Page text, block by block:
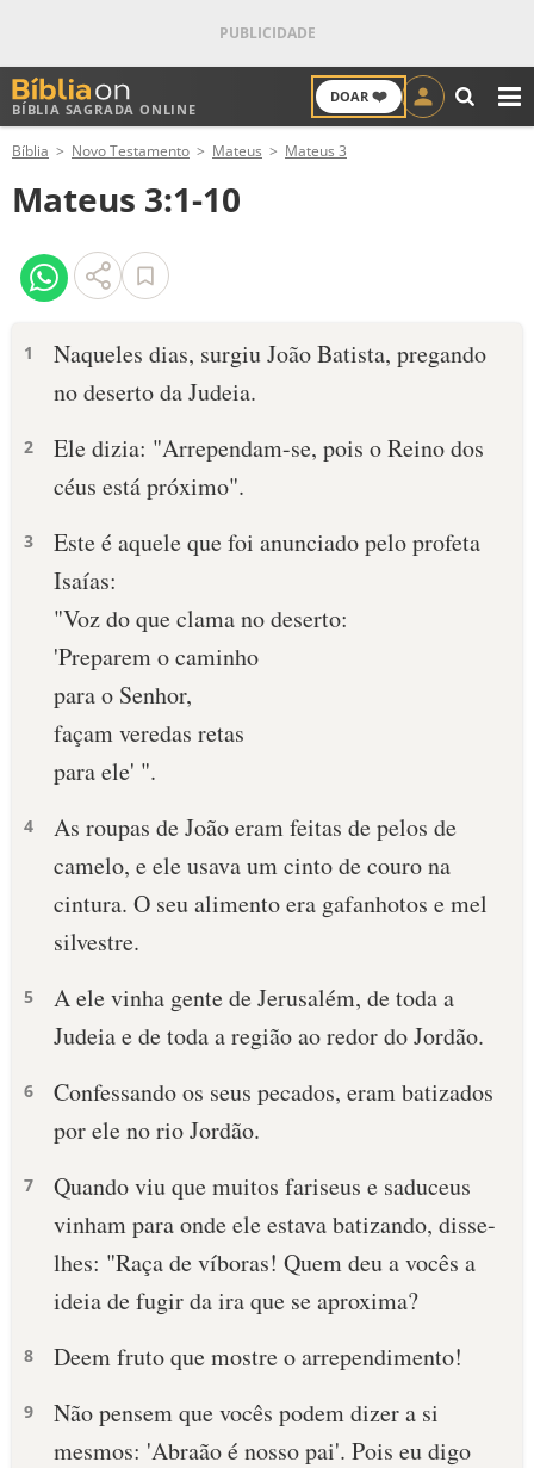
BÍBLIA SAGRADA ONLINE
DOAR ❤️
ANTIGO TESTAMENTO
NOVO TESTAMENTO
VERSÍCULOS
PALAVRA DO DIA
SALMO DO DIA
10 MANDAMENTOS
ESTUDOS BÍBLICOS
ESBOÇOS DE PREGAÇÃO
PERGUNTE À BÍBLIA IA
TERMO BÍBLICO
QUEM SOMOS
LOJA BÍBLIAON
Bíblia Novo Testamento Mateus Mateus 3
Mateus 3:1-10
1
Naqueles dias, surgiu João Batista, pregando
no deserto da Judeia.
2
Ele dizia: "Arrependam-se, pois o Reino dos
céus está próximo".
3
Este é aquele que foi anunciado pelo profeta
Isaías:
"Voz do que clama no deserto:
'Preparem o caminho
para o Senhor,
façam veredas retas
para ele' ".
4
As roupas de João eram feitas de pelos de
camelo, e ele usava um cinto de couro na
cintura. O seu alimento era gafanhotos e mel
silvestre.
5
A ele vinha gente de Jerusalém, de toda a
Judeia e de toda a região ao redor do Jordão.
6
Confessando os seus pecados, eram batizados
por ele no rio Jordão.
7
Quando viu que muitos fariseus e saduceus
vinham para onde ele estava batizando, disse-
lhes: "Raça de víboras! Quem deu a vocês a
ideia de fugir da ira que se aproxima?
8 Deem fruto que mostre o arrependimento!
9
Não pensem que vocês podem dizer a si
mesmos: 'Abraão é nosso pai'. Pois eu digo